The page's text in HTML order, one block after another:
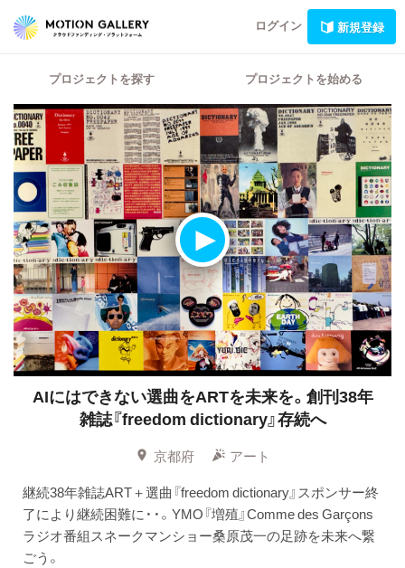
ログイン 新規登録
プロジェクトを探す プロジェクトを始める
AIにはできない選曲をARTを未来を。創刊38年
雑誌『freedom dictionary』存続へ
京都府
アート
継続38年雑誌ART＋選曲『freedom dictionary』スポンサー終
了により継続困難に・・。YMO『増殖』Comme des Garçons
ラジオ番組スネークマンショー桑原茂一の足跡を未来へ繋
ごう。